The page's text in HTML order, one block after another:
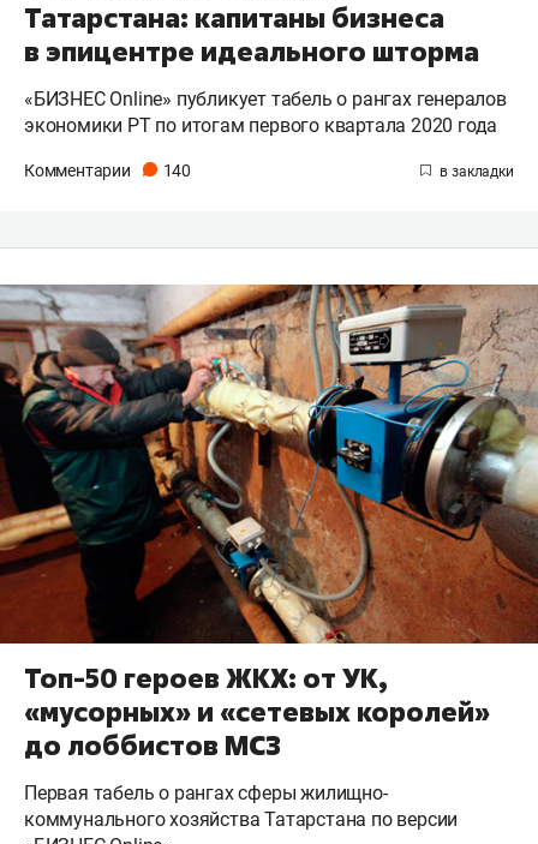
Татарстана: капитаны бизнеса
в эпицентре идеального шторма
«БИЗНЕС Online» публикует табель о рангах генералов
экономики РТ по итогам первого квартала 2020 года
Комментарии 140
Топ-50 героев ЖКХ: от УК,
«мусорных» и «сетевых королей»
до лоббистов МСЗ
Первая табель о рангах сферы жилищно-
коммунального хозяйства Татарстана по версии